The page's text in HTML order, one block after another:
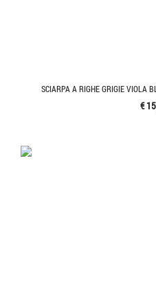
SCIARPA A RIGHE GRIGIE VIOLA
€